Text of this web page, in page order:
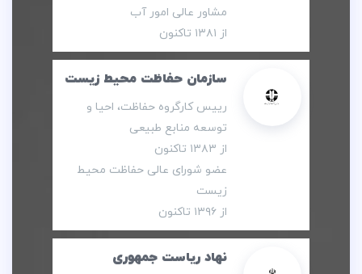
مشاور عالی امور آب
از ۱۳۸۱ تاکنون
سازمان حفاظت محیط زیست
رییس کارگروه حفاظت، احیا و
توسعه منابع طبیعی
از ۱۳۸۳ تاکنون
عضو شورای عالی حفاظت محیط
زیست
از ۱۳۹۶ تاکنون
نهاد ریاست جمهوری